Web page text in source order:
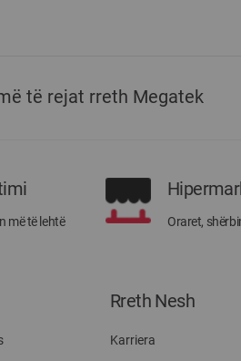
të rejat rreth Megatek
më të lehtë Oraret,
Rreth Nesh
Karriera